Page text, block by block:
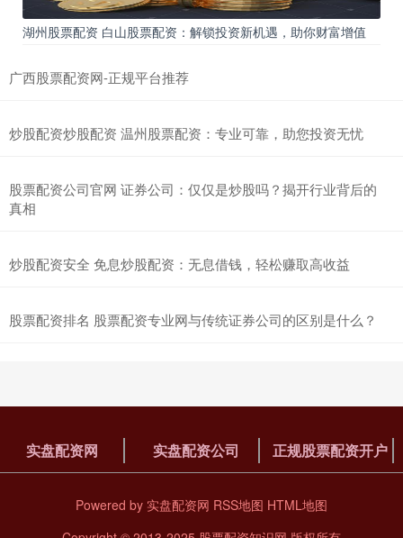
湖州股票配资 白山股票配资：解锁投资新机遇，助你财富增值
广西股票配资网-正规平台推荐
炒股配资炒股配资 温州股票配资：专业可靠，助您投资无忧
股票配资公司官网 证券公司：仅仅是炒股吗？揭开行业背后的
真相
炒股配资安全 免息炒股配资：无息借钱，轻松赚取高收益
股票配资排名 股票配资专业网与传统证券公司的区别是什么？
实盘配资网 实盘配资公司 正规股票配资开户
Powered by 实盘配资网 RSS地图 HTML地图